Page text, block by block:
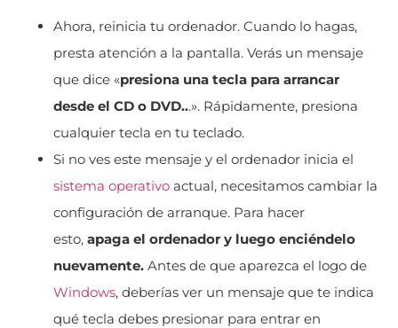
Ahora, reinicia tu ordenador. Cuando lo hagas,
presta atención a la pantalla. Verás un mensaje
que dice «presiona una tecla para arrancar
desde el CD o DVD...». Rápidamente, presiona
cualquier tecla en tu teclado.
Si no ves este mensaje y el ordenador inicia el
sistema operativo actual, necesitamos cambiar la
configuración de arranque. Para hacer
esto, apaga el ordenador y luego enciéndelo
nuevamente. Antes de que aparezca el logo de
Windows, deberías ver un mensaje que te indica
qué tecla debes presionar para entrar en